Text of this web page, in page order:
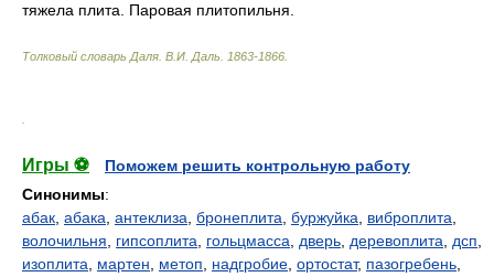
тяжела плита. Паровая плитопильня.
Толковый словарь Даля В.И. Даль. 1863-1866
Игры ⚽
Поможем решить контрольную работу
Синонимы:
абак абака антеклиза бронеплита буржуйка виброплита
волочильня
гипсоплита гольцмасса дверь деревоплита дсп
изоплита
мартен метоп надгробие ортостат, пазогребень